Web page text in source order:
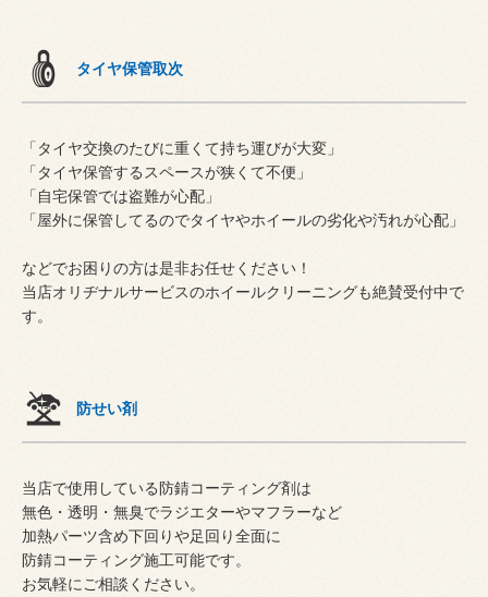
タイヤ保管取次
「タイヤ交換のたびに重くて持ち運びが大変」
「タイヤ保管するスペースが狭くて不便」
「自宅保管では盗難が心配」
「屋外に保管してるのでタイヤやホイールの劣化や汚れが心配」
などでお困りの方は是非お任せください！
当店オリヂナルサービスのホイールクリーニングも絶賛受付中で
す。
防せい剤
当店で使用している防錆コーティング剤は
無色・透明・無臭でラジエターやマフラーなど
加熱パーツ含め下回りや足回り全面に
防錆コーティング施工可能です。
お気軽にご相談ください。